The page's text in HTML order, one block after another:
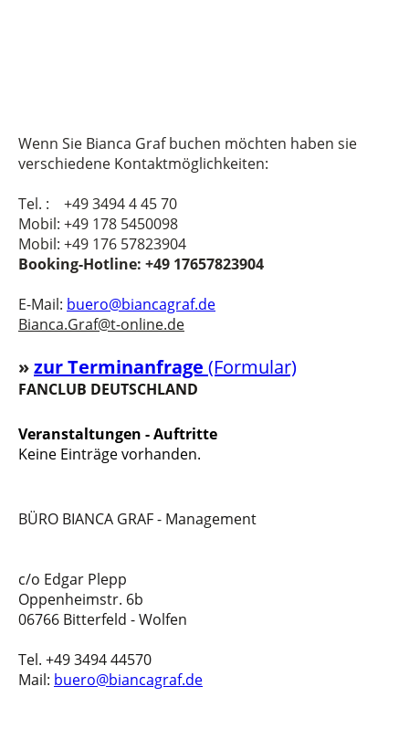
Wenn Sie Bianca Graf buchen möchten haben sie
verschiedene Kontaktmöglichkeiten:
Tel. : +49 3494 4 45 70
Mobil: +49 178 5450098
Mobil: +49 176 57823904
Booking-Hotline: +49 17657823904
E-Mail: buero@biancagraf.de
Bianca.Graf@t-online.de
»zur Terminanfrage (Formular)
FANCLUB DEUTSCHLAND
Veranstaltungen - Auftritte
Keine Einträge vorhanden.
BÜRO BIANCA GRAF - Management
c/o Edgar Plepp
Oppenheimstr. 6b
06766 Bitterfeld - Wolfen
Tel. +49 3494 44570
Mail: buero@biancagraf.de